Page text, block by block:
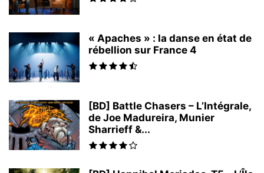
« Apaches » : la danse en état de
rébellion sur France 4
[BD] Battle Chasers – L’Intégrale,
de Joe Madureira, Munier
Sharrieff &...